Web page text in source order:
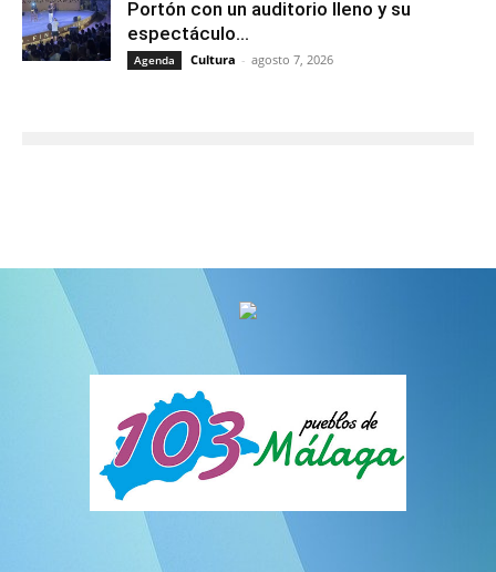
Portón con un auditorio lleno y su
espectáculo...
Agenda Cultura - agosto 7, 2026